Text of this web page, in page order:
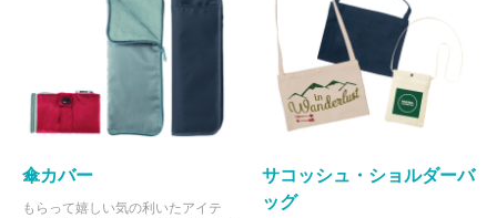
傘カバー
もらって嬉しい気の利いたアイテ
サコッシュ・ショルダーバ
ッグ